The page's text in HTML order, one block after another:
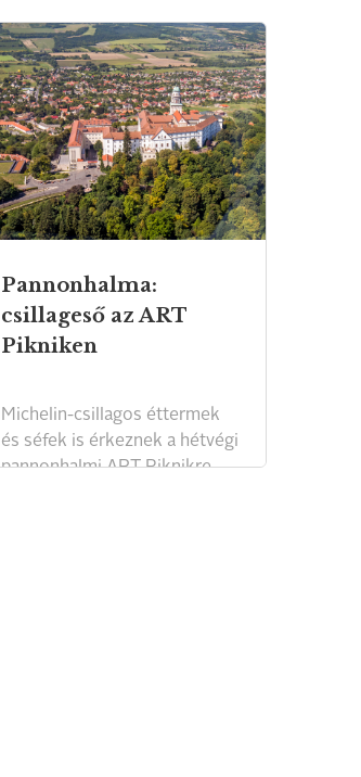
Pannonhalma:
csillageső az ART
Pikniken
Michelin-csillagos éttermek
és séfek is érkeznek a hétvégi
pannonhalmi ART Piknikre.